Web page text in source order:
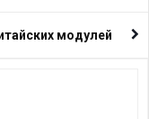
модулей